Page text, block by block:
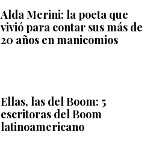
Alda Merini: la poeta que
vivió para contar sus más de
20 años en manicomios
Ellas, las del Boom: 5
escritoras del Boom
latinoamericano